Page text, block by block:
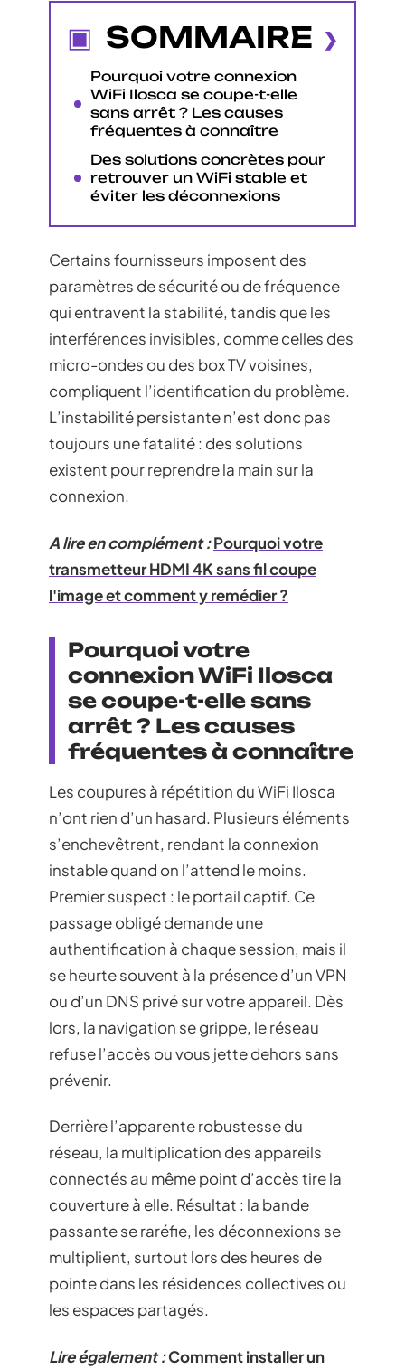
SOMMAIRE
Pourquoi votre connexion
WiFi Ilosca se coupe-t-elle
sans arrêt ? Les causes
fréquentes à connaître
Des solutions concrètes pour
retrouver un WiFi stable et
éviter les déconnexions
Certains fournisseurs imposent des
paramètres de sécurité ou de fréquence
qui entravent la stabilité, tandis que les
interférences invisibles, comme celles des
micro-ondes ou des box TV voisines,
compliquent l’identification du problème.
L’instabilité persistante n’est donc pas
toujours une fatalité : des solutions
existent pour reprendre la main sur la
connexion.
A lire en complément :Pourquoi votre
transmetteur HDMI 4K sans fil coupe
l'image et comment y remédier ?
Pourquoi votre
connexion WiFi Ilosca
se coupe-t-elle sans
arrêt ? Les causes
fréquentes à connaître
Les coupures à répétition du WiFi Ilosca
n’ont rien d’un hasard. Plusieurs éléments
s’enchevêtrent, rendant la connexion
instable quand on l’attend le moins.
Premier suspect : le portail captif. Ce
passage obligé demande une
authentification à chaque session, mais il
se heurte souvent à la présence d’un VPN
ou d’un DNS privé sur votre appareil. Dès
lors, la navigation se grippe, le réseau
refuse l’accès ou vous jette dehors sans
prévenir.
Derrière l’apparente robustesse du
réseau, la multiplication des appareils
connectés au même point d’accès tire la
couverture à elle. Résultat : la bande
passante se raréfie, les déconnexions se
multiplient, surtout lors des heures de
pointe dans les résidences collectives ou
les espaces partagés.
Lire également :Comment installer un